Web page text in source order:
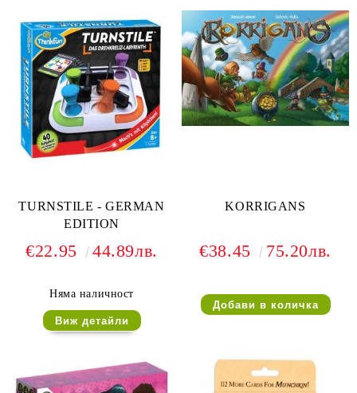
TURNSTILE - GERMAN
EDITION
€22.95 44.89лв.
Няма наличност
Виж детайли
KORRIGANS
€38.45 75.20лв.